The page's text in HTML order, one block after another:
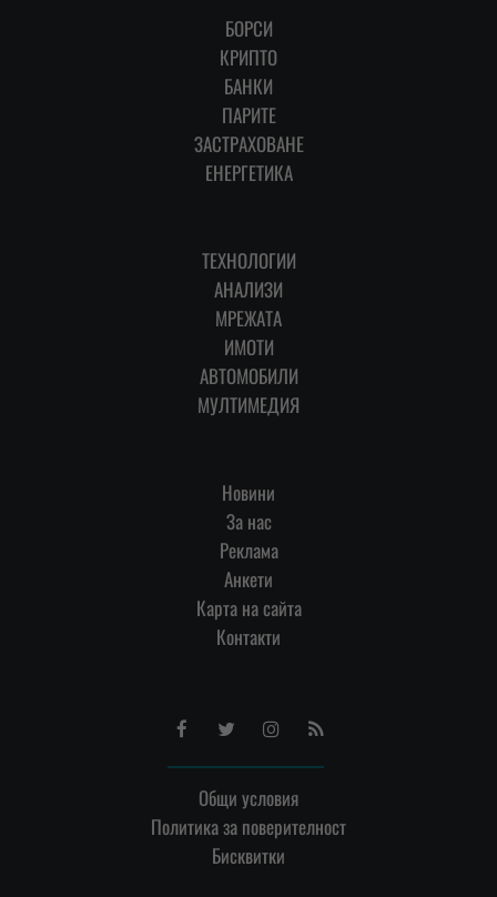
БОРСИ
КРИПТО
БАНКИ
ПАРИТЕ
ЗАСТРАХОВАНЕ
ЕНЕРГЕТИКА
ТЕХНОЛОГИИ
АНАЛИЗИ
МРЕЖАТА
ИМОТИ
АВТОМОБИЛИ
МУЛТИМЕДИЯ
Новини
За нас
Реклама
Анкети
Карта на сайта
Контакти
FacebookTwitterInstagram
RSS
Общи условия
Политика за поверителност
Бисквитки